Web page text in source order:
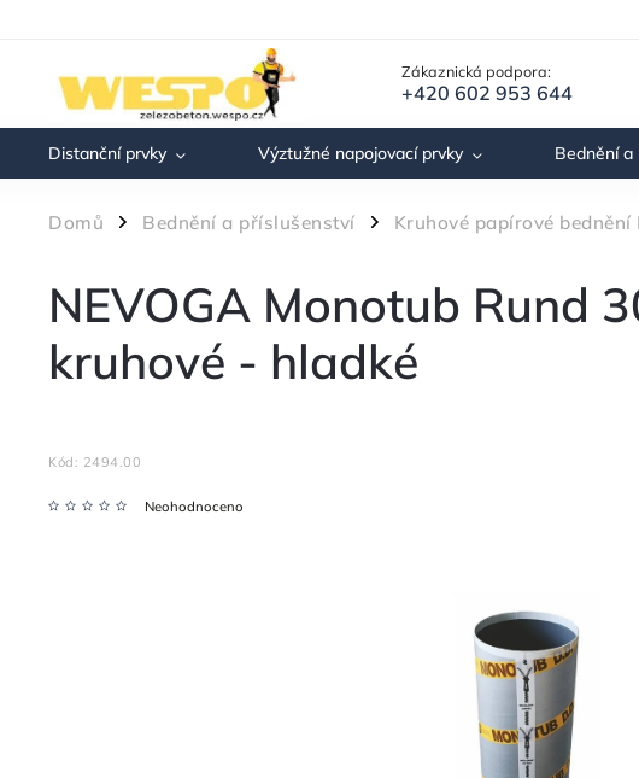
Zákaznická podpora:
+420 602 953 644
Distanční prvky Výztužné napojovací prvky Bednění a
Domů / Bednění a příslušenství / Kruhové papírové bednění
NEVOGA Monotub Rund
kruhové - hladké
Kód: 2494.00
Neohodnoceno